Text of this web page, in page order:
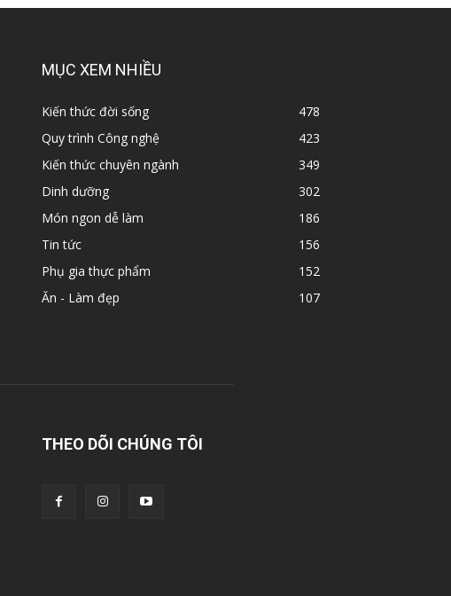
MỤC XEM NHIỀU
Kiến thức đời sống
478
Quy trình Công nghệ
423
Kiến thức chuyên ngành
349
Dinh dưỡng
302
Món ngon dễ làm
186
Tin tức
156
Phụ gia thực phẩm
152
Ăn - Làm đẹp
107
THEO DÕI CHÚNG TÔI